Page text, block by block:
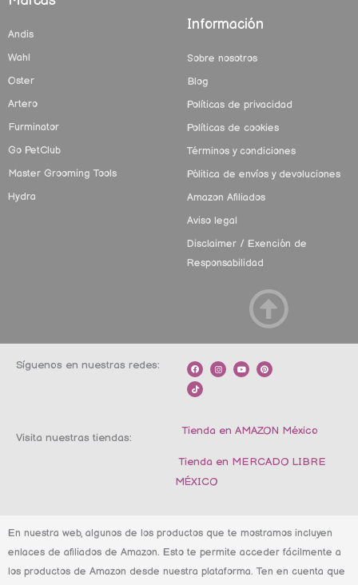
Andis
Wahl
Oster
Artero
Furminator
Go PetClub
Master Grooming Tools
Hydra
Información
Sobre nosotros
Blog
Políticas de privacidad
Políticas de cookies
Términos y condiciones
Pólitica de envíos y devoluciones
Amazon Afiliados
Aviso legal
Disclaimer / Exención de
Responsabilidad
Síguenos en nuestras redes:
F
a
c
e
b
I
n
s
m
Y
o
u
P
i
n
t
T
i
k
t
o
Visita nuestras tiendas:
Tienda en AMAZON México
Tienda en MERCADO LIBRE
MÉXICO
En nuestra web, algunos de los productos que te mostramos incluyen
enlaces de afiliados de Amazon. Esto te permite acceder fácilmente a
los productos de Amazon desde nuestra plataforma. Ten en cuenta que